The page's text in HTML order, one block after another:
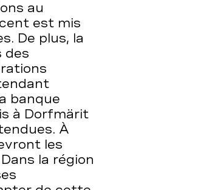
au
est mis
De plus, la
des
banque
à Dorfmärit
À
les
la région